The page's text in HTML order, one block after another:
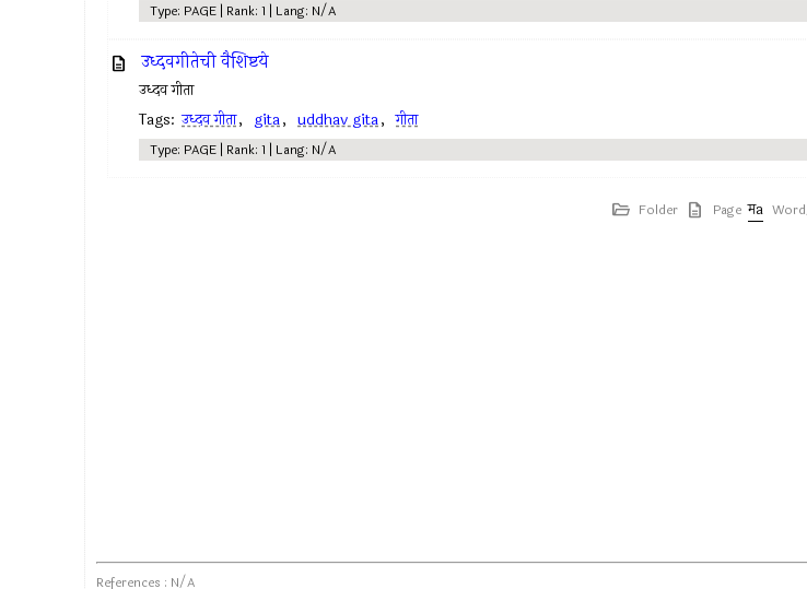
Type: PAGE | Rank: 1 | Lang: N/A
उध्दवगीतेची वैशिष्टये
उध्दव गीता
Tags: उध्दव गीता, gita, uddhav gita, गीता
Type: PAGE | Rank: 1 | Lang: N/A
Folder Page
References : N/A